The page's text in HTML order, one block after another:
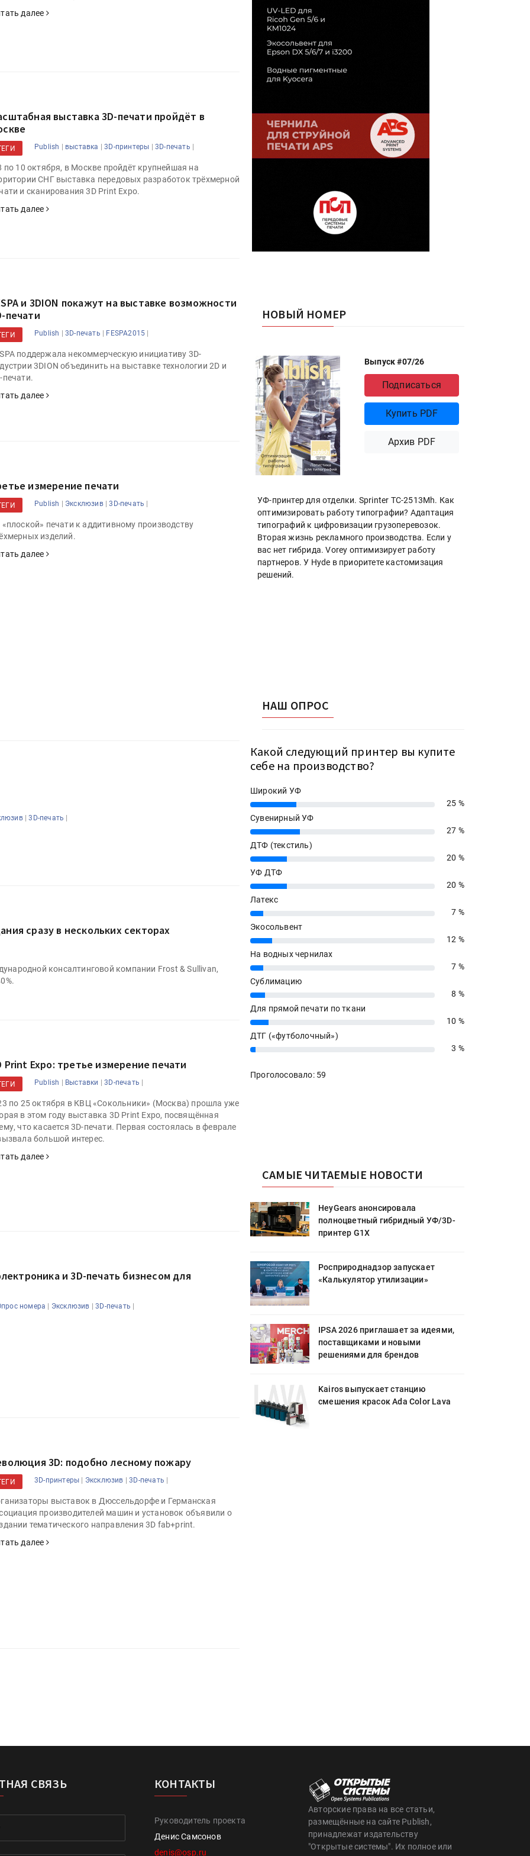
далее
выставка 3D-печати пройдёт в
Publish | выставка |3D-принтеры |3D-печать |
по 10 октября, в Москве пройдёт крупнейшая на
СНГ выставка передовых разработок трёхмерной
и сканирования 3D Print Expo.
далее
и 3DION покажут на выставке возможности
печати
Publish |3D-печать | FESPA2015 |
поддержала некоммерческую инициативу 3D-
3DION объединить на выставке технологии 2D и
печати.
далее
измерение печати
Publish | Эксклюзив|3D-печать |
«плоской» печати к аддитивному производству
изделий.
далее
|3D-печать |
сразу в нескольких секторах
консалтинговой компании Frost & Sullivan,
Print Expo: третье измерение печати
Publish | Выставки |3D-печать |
по 25 октября в КВЦ «Сокольники» (Москва) прошла уже
в этом году выставка 3D Print Expo, посвящённая
что касается 3D-печати. Первая состоялась в феврале
большой интерес.
далее
и 3D-печать бизнесом для
номера | Эксклюзив |3D-печать |
3D: подобно лесному пожару
3D-принтеры | Эксклюзив |3D-печать |
выставок в Дюссельдорфе и Германская
производителей машин и установок объявили о
тематического направления 3D fab+print.
далее
НОВЫЙ НОМЕР
Выпуск #07/26
Подписаться
Купить PDF
Архив PDF
УФ-принтер для отделки. Sprinter ТС-2513Mh. Как
оптимизировать работу типографии? Адаптация
типографий к цифровизации грузоперевозок.
Вторая жизнь рекламного производства. Если у
вас нет гибрида. Vorey оптимизирует работу
партнеров. У Hyde в приоритете кастомизация
решений.
НАШ ОПРОС
Какой следующий принтер вы купите
себе на производство?
Широкий УФ
25%
25 %
Сувенирный УФ
27%
27 %
ДТФ (текстиль)
20%
20 %
УФ ДТФ
20%
20 %
Латекс
7%
7 %
Экосольвент
12%
12 %
На водных чернилах
7%
7 %
Сублимацию
8%
8 %
Для прямой печати по ткани
10%
10 %
ДТГ («футболочный»)
3% 3 %
Проголосовало: 59
САМЫЕ ЧИТАЕМЫЕ НОВОСТИ
«Калькулятор утилизации»
HeyGears анонсировала
полноцветный гибридный УФ/3D-
принтер G1X
Росприроднадзор запускает
«Калькулятор утилизации»
IPSA 2026 приглашает за идеями,
поставщиками и новыми
решениями для брендов
Kairos выпускает станцию
смешения красок Ada Color Lava
СВЯЗЬ КОНТАКТЫ
Руководитель проекта
Денис Самсонов
denis@osp.ru
Авторские права на все статьи,
размещённые на сайте Publish,
принадлежат издательству
"Открытые системы". Их полное или